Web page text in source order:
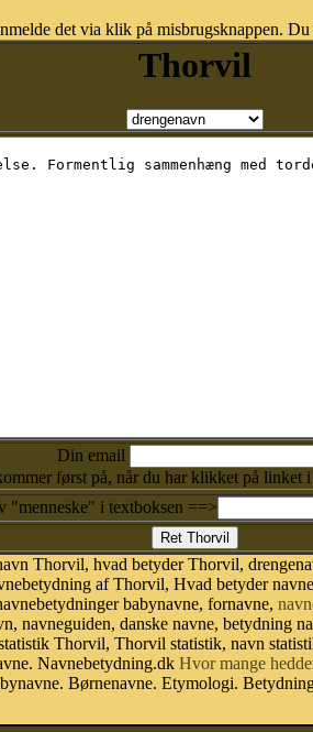
det via klik på misbrugsknappen.
Thorvil
Din email
først på, når du har klikket på linket
"menneske" i textboksen ==>
Thorvil, hvad betyder Thorvil,
af Thorvil, Hvad betyder
babynavne, fornavne,
navneguiden, danske navne, betydning
Thorvil, Thorvil statistik, navn
Navnebetydning.dk Hvor mange
Børnenavne. Etymologi.